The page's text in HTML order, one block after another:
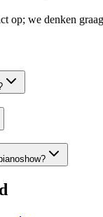
op; we denken